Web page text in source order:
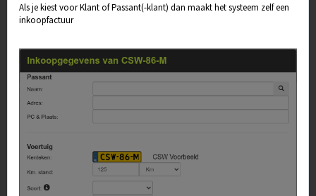
Als je kiest voor Klant of Passant(-klant) dan maakt het systeem zelf een
inkoopfactuur